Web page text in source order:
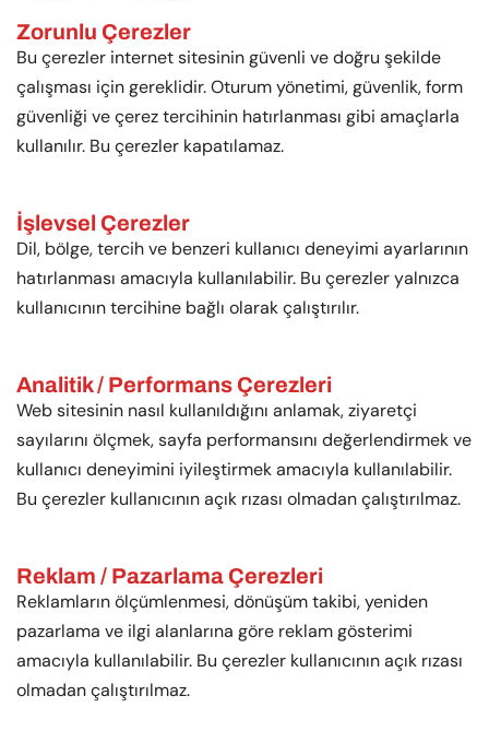
Zorunlu Çerezler
Bu çerezler internet sitesinin güvenli ve doğru şekilde
çalışması için gereklidir. Oturum yönetimi, güvenlik, form
güvenliği ve çerez tercihinin hatırlanması gibi amaçlarla
kullanılır. Bu çerezler kapatılamaz.
İşlevsel Çerezler
Dil, bölge, tercih ve benzeri kullanıcı deneyimi ayarlarının
hatırlanması amacıyla kullanılabilir. Bu çerezler yalnızca
kullanıcının tercihine bağlı olarak çalıştırılır.
Analitik / Performans Çerezleri
Web sitesinin nasıl kullanıldığını anlamak, ziyaretçi
sayılarını ölçmek, sayfa performansını değerlendirmek ve
kullanıcı deneyimini iyileştirmek amacıyla kullanılabilir.
Bu çerezler kullanıcının açık rızası olmadan çalıştırılmaz.
Reklam / Pazarlama Çerezleri
Reklamların ölçümlenmesi, dönüşüm takibi, yeniden
pazarlama ve ilgi alanlarına göre reklam gösterimi
amacıyla kullanılabilir. Bu çerezler kullanıcının açık rızası
olmadan çalıştırılmaz.